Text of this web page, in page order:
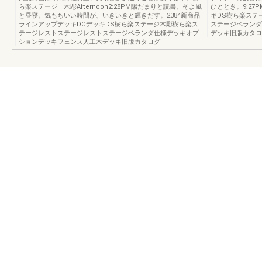
ら楽ステージ 木彫Afternoon2:28PM陽だまりと読書。そよ風
と昼寝。気もちいい時間が、いきいきと輝きだす。2384新商品
ラインアップデッキDCデッキDS樹ら楽ステージ木彫樹ら楽ス
テージレストステージレストステージベランダ仕様デッキオプ
ションデッキフェンス人工木デッキ旧版カタログ
ひととき。
キDS樹ら楽ステ
ステージベラン
デッキ旧版カタ